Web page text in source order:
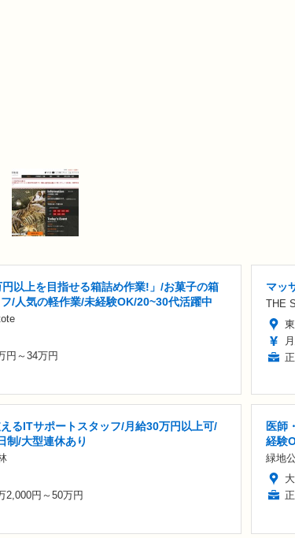
円以上を目指せる箱詰め作業!」/お菓子の箱
/人気の軽作業/未経験OK/20~30代活躍中
円～34万円
マッ
THE
るITサポートスタッフ/月給30万円以上可/
制/大型連休あり
2,000円～50万円
医師
経験
緑地